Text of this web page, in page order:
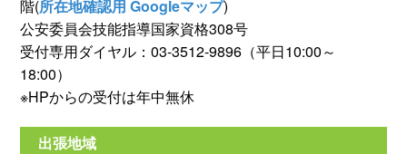
階(所在地確認用 Googleマップ)
公安委員会技能指導国家資格308号
受付専用ダイヤル：03-3512-9896（平日10:00～
18:00）
※HPからの受付は年中無休
出張地域